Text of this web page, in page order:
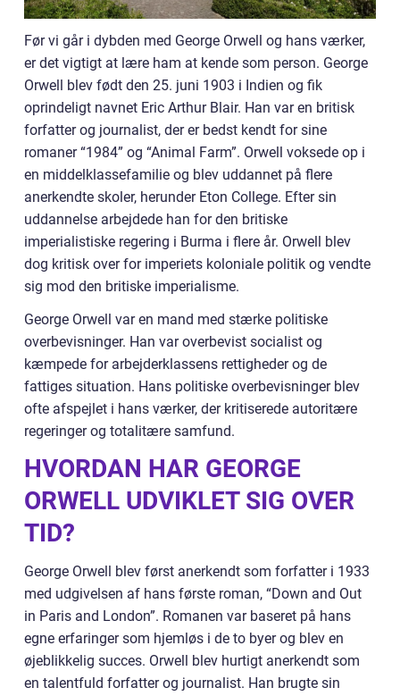
Før vi går i dybden med George Orwell og hans værker,
er det vigtigt at lære ham at kende som person. George
Orwell blev født den 25. juni 1903 i Indien og fik
oprindeligt navnet Eric Arthur Blair. Han var en britisk
forfatter og journalist, der er bedst kendt for sine
romaner “1984” og “Animal Farm”. Orwell voksede op i
en middelklassefamilie og blev uddannet på flere
anerkendte skoler, herunder Eton College. Efter sin
uddannelse arbejdede han for den britiske
imperialistiske regering i Burma i flere år. Orwell blev
dog kritisk over for imperiets koloniale politik og vendte
sig mod den britiske imperialisme.
George Orwell var en mand med stærke politiske
overbevisninger. Han var overbevist socialist og
kæmpede for arbejderklassens rettigheder og de
fattiges situation. Hans politiske overbevisninger blev
ofte afspejlet i hans værker, der kritiserede autoritære
regeringer og totalitære samfund.
HVORDAN HAR GEORGE
ORWELL UDVIKLET SIG OVER
TID?
George Orwell blev først anerkendt som forfatter i 1933
med udgivelsen af hans første roman, “Down and Out
in Paris and London”. Romanen var baseret på hans
egne erfaringer som hjemløs i de to byer og blev en
øjeblikkelig succes. Orwell blev hurtigt anerkendt som
en talentfuld forfatter og journalist. Han brugte sin